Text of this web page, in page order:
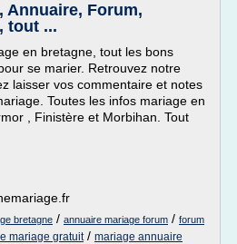
Annuaire, Forum,
tout ...
en bretagne, tout les bons
se marier. Retrouvez notre
laisser vos commentaire et notes
Toutes les infos mariage en
, Finistère et Morbihan. Tout
bretagne / annuaire mariage forum / forum
mariage gratuit/ mariage annuaire